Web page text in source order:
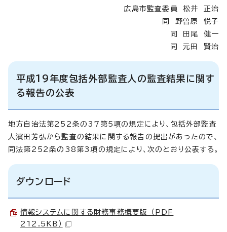
広島市監査委員 松井 正治
同 野曽原 悦子
同 田尾 健一
同 元田 賢治
平成19年度包括外部監査人の監査結果に関す
る報告の公表
地方自治法第252条の37第5項の規定により、包括外部監査
人濱田芳弘から監査の結果に関する報告の提出があったので、
同法第252条の38第3項の規定により、次のとおり公表する。
ダウンロード
情報システムに関する財務事務概要版 （PDF
212.5KB）